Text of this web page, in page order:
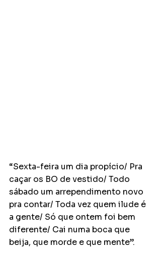
“Sexta-feira um dia propício/ Pra
caçar os BO de vestido/ Todo
sábado um arrependimento novo
pra contar/ Toda vez quem ilude é
a gente/ Só que ontem foi bem
diferente/ Cai numa boca que
beija, que morde e que mente”.